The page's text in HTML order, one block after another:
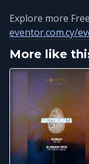
Explore more
eventor.com.cy/
More like